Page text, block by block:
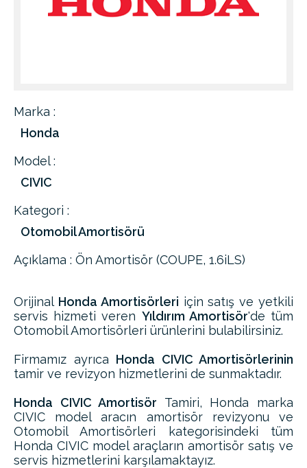
Marka :
Honda
Model :
CIVIC
Kategori :
Otomobil Amortisörü
Açıklama : Ön Amortisör (COUPE, 1.6iLS)
Orijinal Honda Amortisörleri için satış ve yetkili
servis hizmeti veren Yıldırım Amortisör'de tüm
Otomobil Amortisörleri ürünlerini bulabilirsiniz.
Firmamız ayrıca Honda CIVIC Amortisörlerinin
tamir ve revizyon hizmetlerini de sunmaktadır.
Honda CIVIC Amortisör Tamiri, Honda marka
CIVIC model aracın amortisör revizyonu ve
Otomobil Amortisörleri kategorisindeki tüm
Honda CIVIC model araçların amortisör satış ve
servis hizmetlerini karşılamaktayız.